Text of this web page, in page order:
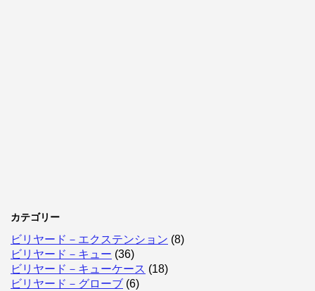
カテゴリー
ビリヤード－エクステンション (8)
ビリヤード－キュー (36)
ビリヤード－キューケース (18)
ビリヤード－グローブ (6)